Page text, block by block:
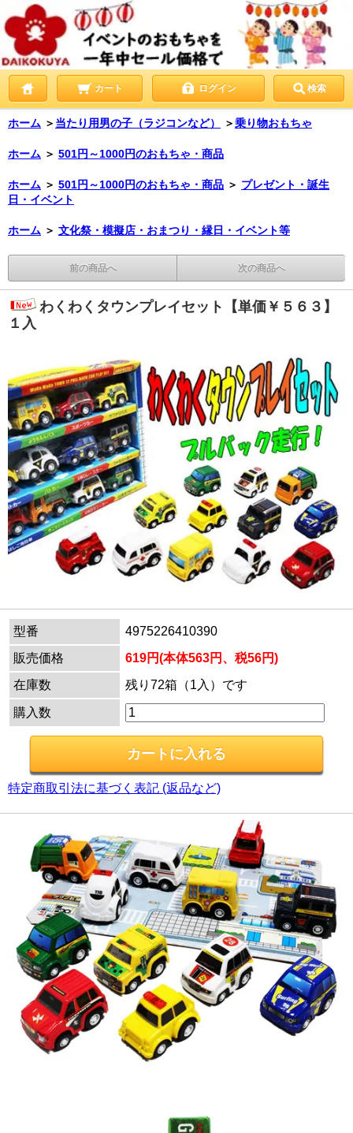
カート ログイン 検索
ホーム ＞ 当たり用男の子（ラジコンなど） ＞乗り物おもちゃ
ホーム ＞ 501円～1000円のおもちゃ・商品
ホーム ＞ 501円～1000円のおもちゃ・商品 ＞ プレゼント・誕生
日・イベント
ホーム ＞ 文化祭・模擬店・おまつり・縁日・イベント等
前の商品へ 次の商品へ
わくわくタウンプレイセット【単価￥５６３】
１入
型番
4975226410390
販売価格
619円(本体563円、税56円)
在庫数
残り72箱（1入）です
購入数
特定商取引法に基づく表記 (返品など)